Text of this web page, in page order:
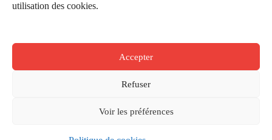
utilisation des cookies.
Accepter
Refuser
Voir les préférences